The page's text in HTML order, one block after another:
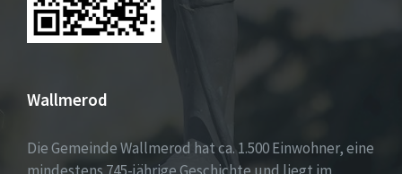
Wallmerod
Die Gemeinde Wallmerod hat ca. 1.500 Einwohner, eine